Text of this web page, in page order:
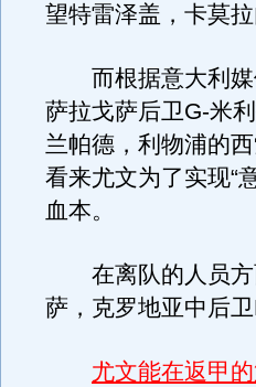
望特雷泽盖，卡莫
而根据意大利媒
萨拉戈萨后卫G-米
兰帕德，利物浦的
看来尤文为了实现“
血本。
在离队的人员方
萨，克罗地亚中后
尤文能在返甲